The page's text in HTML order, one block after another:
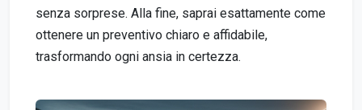
senza sorprese. Alla fine, saprai esattamente come
ottenere un preventivo chiaro e affidabile,
trasformando ogni ansia in certezza.